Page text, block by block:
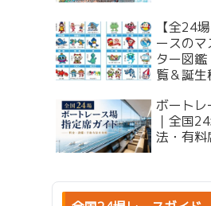
【全24
ースのマ
ター図
覧＆誕
ボートレ
｜全国
法・有料